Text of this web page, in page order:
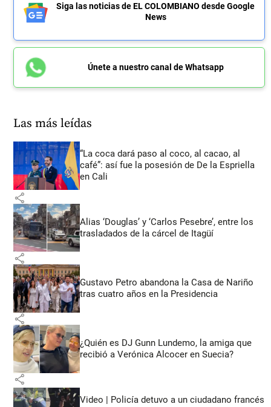
Siga las noticias de EL COLOMBIANO desde Google
News
Únete a nuestro canal de Whatsapp
Las más leídas
“La coca dará paso al coco, al cacao, al
café”: así fue la posesión de De la Espriella
en Cali
share
Alias ‘Douglas’ y ‘Carlos Pesebre’, entre los
trasladados de la cárcel de Itagüí
share
Gustavo Petro abandona la Casa de Nariño
tras cuatro años en la Presidencia
share
¿Quién es DJ Gunn Lundemo, la amiga que
recibió a Verónica Alcocer en Suecia?
share
Video | Policía detuvo a un ciudadano francés